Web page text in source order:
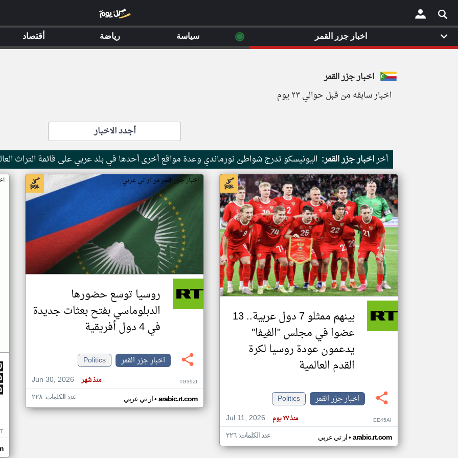
×
اخبار جزر القمر
اخبار سابقه من قبل حوالي ٢٣ يوم
أجدد الاخبار
أخراخبار جزر القمر: اليونيسكو تدرج شواطئ نورماندي وعدة مواقع أخرى أحدها في بلد عربي على قائمة التراث
اخبار جزر القمر من ار تي عربي
بينهم ممثلو 7 دول عربية.. 13
عضوا في مجلس "الفيفا"
يدعمون عودة روسيا لكرة
القدم العالمية
اخبار جزر القمر
Politics
Jul 11, 2026
منذ ٢٧ يوم EE45AI
ار تي عربي• arabic.rt.com عدد الكلمات: ٢٢٦
اخبار جزر القمر من ار تي عربي
روسيا توسع حضورها
الدبلوماسي بفتح بعثات جديدة
في 4 دول أفريقية
اخبار جزر القمر
Politics
Jun 30, 2026
منذ شهر TG39ZI
ار تي عربي• arabic.rt.com عدد الكلمات: ٢٢٨
اخبار جزر القمر ◉ سياسة رياضة أقتصاد